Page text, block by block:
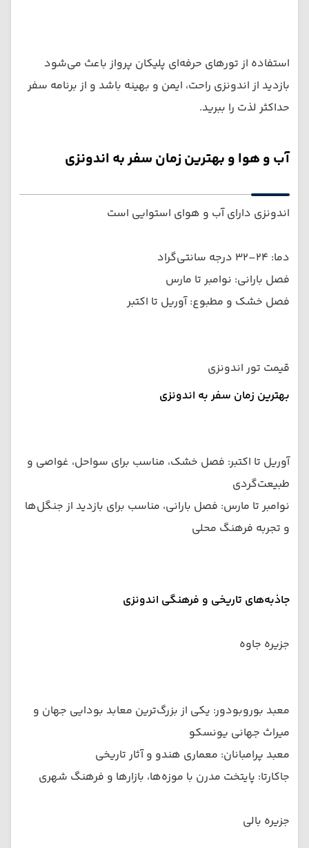
استفاده از تورهای حرفه‌ای پلیکان پرواز باعث می‌شود
بازدید از اندونزی راحت، ایمن و بهینه باشد و از برنامه سفر
حداکثر لذت را ببرید.
آب و هوا و بهترین زمان سفر به اندونزی
اندونزی دارای آب و هوای استوایی است
دما: ۲۴–۳۲ درجه سانتی‌گراد
فصل بارانی: نوامبر تا مارس
فصل خشک و مطبوع: آوریل تا اکتبر
قیمت تور اندونزی
بهترین زمان سفر به اندونزی
آوریل تا اکتبر: فصل خشک، مناسب برای سواحل، غواصی و
طبیعت‌گردی
نوامبر تا مارس: فصل بارانی، مناسب برای بازدید از جنگل‌ها
و تجربه فرهنگ محلی
جاذبه‌های تاریخی و فرهنگی اندونزی
جزیره جاوه
معبد بوروبودور: یکی از بزرگ‌ترین معابد بودایی جهان و
میراث جهانی یونسکو
معبد پرامبانان: معماری هندو و آثار تاریخی
جاکارتا: پایتخت مدرن با موزه‌ها، بازارها و فرهنگ شهری
جزیره بالی